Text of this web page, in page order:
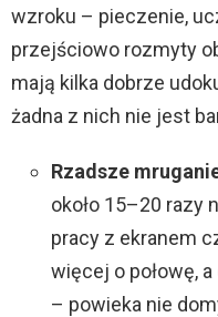
wzroku – pieczenie,
przejściowo rozmyty
mają kilka dobrze
żadna z nich nie jest
Rzadsze
około 15–20 razy
pracy z ekranem
więcej o połowę,
– powieka nie